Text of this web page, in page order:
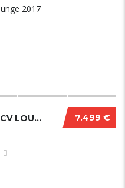
7.499 €
FIAT PANDA 1.3 MULTIJET 95 CV LOUNGE 2017